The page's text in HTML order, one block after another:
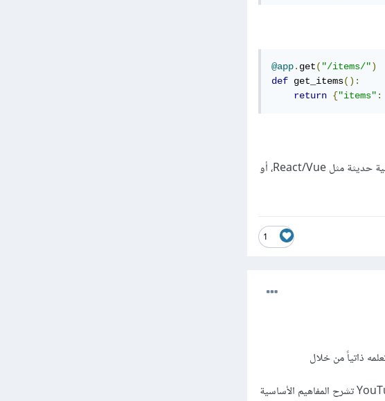
@app. get( "/items/")
def get_items():
return {"items" :
لتطبيق جوال، أو واجهة أمامية حديثة مثل React/Vue، أو
1
أو دروس فيديو عربية على YouTube تشرح المفاهيم الأساسية